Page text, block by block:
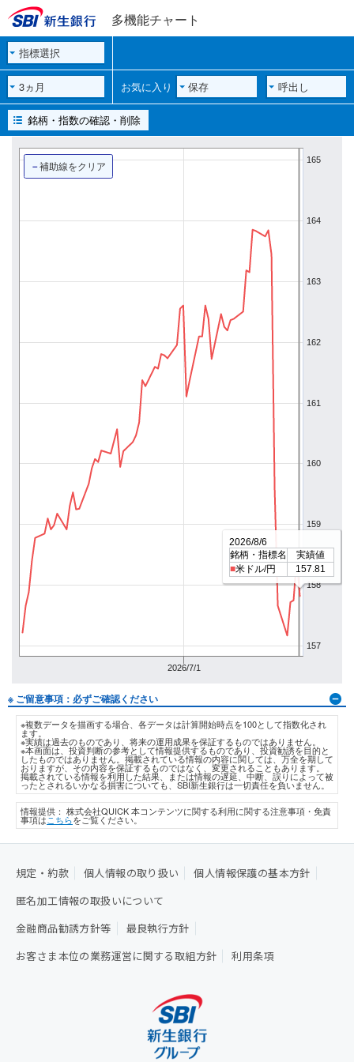
多機能チャート
指標選択
3ヵ月 お気に入り 保存 呼出し
－補助線をクリア
2026/7/1
157
158
159
160
161
162
163
164
165
2026/8/6
銘柄・指標名
実績値
■米ドル/円 157.81
※ ご留意事項：必ずご確認ください
※複数データを描画する場合、各データは計算開始時点を100として指数化され
ます。
※実績は過去のものであり、将来の運用成果を保証するものではありません。
※本画面は、投資判断の参考として情報提供するものであり、投資勧誘を目的と
したものではありません。掲載されている情報の内容に関しては、万全を期して
おりますが、その内容を保証するものではなく、変更されることもあります。
掲載されている情報を利用した結果、または情報の遅延、中断、誤りによって被
ったとされるいかなる損害についても、SBI新生銀行は一切責任を負いません。
情報提供： 株式会社QUICK本コンテンツに関する利用に関する注意事項・免責
事項はこちらをご覧ください。
規定・約款 個人情報の取り扱い 個人情報保護の基本方針
匿名加工情報の取扱いについて
金融商品勧誘方針等 最良執行方針
お客さま本位の業務運営に関する取組方針 利用条項
銘柄・指数の確認・削除